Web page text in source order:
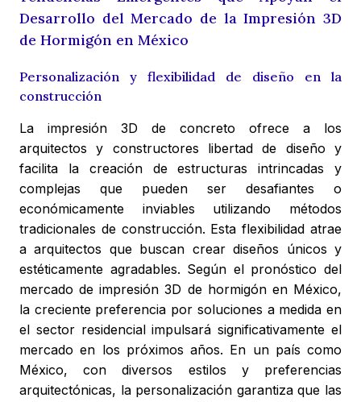
Desarrollo del Mercado de la Impresión 3D
de Hormigón en México
Personalización y flexibilidad de diseño en la
construcción
La impresión 3D de concreto ofrece a los
arquitectos y constructores libertad de diseño y
facilita la creación de estructuras intrincadas y
complejas que pueden ser desafiantes o
económicamente inviables utilizando métodos
tradicionales de construcción. Esta flexibilidad atrae
a arquitectos que buscan crear diseños únicos y
estéticamente agradables. Según el pronóstico del
mercado de impresión 3D de hormigón en México,
la creciente preferencia por soluciones a medida en
el sector residencial impulsará significativamente el
mercado en los próximos años. En un país como
México, con diversos estilos y preferencias
arquitectónicas, la personalización garantiza que las